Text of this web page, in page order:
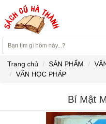
Trang chủ SẢN PHẨM
VĂN HỌC PHÁP
Bí Mật